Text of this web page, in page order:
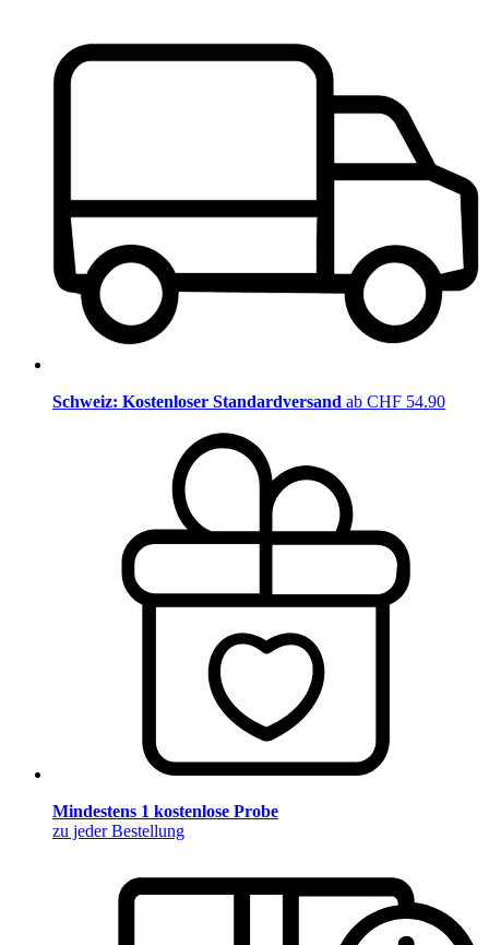
Schweiz: Kostenloser Standardversand ab CHF 54.90
Mindestens 1 kostenlose Probe
zu jeder Bestellung